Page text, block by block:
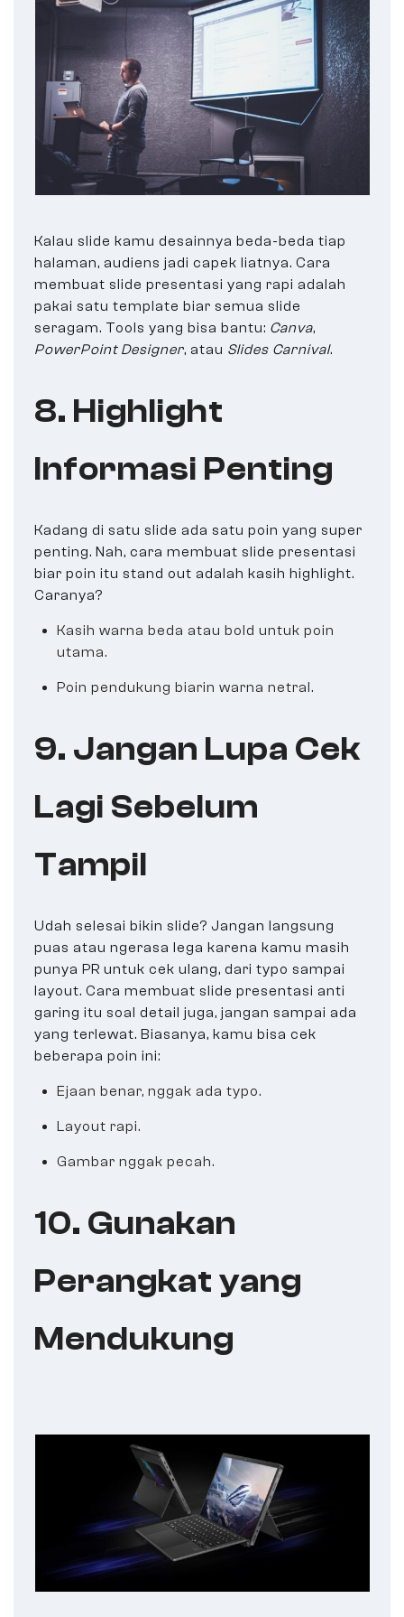
Kalau slide kamu desainnya beda-beda tiap
halaman, audiens jadi capek liatnya. Cara
membuat slide presentasi yang rapi adalah
pakai satu template biar semua slide
seragam. Tools yang bisa bantu: Canva,
PowerPoint Designer, atau Slides Carnival.
8. Highlight
Informasi Penting
Kadang di satu slide ada satu poin yang super
penting. Nah, cara membuat slide presentasi
biar poin itu stand out adalah kasih highlight.
Caranya?
Kasih warna beda atau bold untuk poin
utama.
Poin pendukung biarin warna netral.
9. Jangan Lupa Cek
Lagi Sebelum
Tampil
Udah selesai bikin slide? Jangan langsung
puas atau ngerasa lega karena kamu masih
punya PR untuk cek ulang, dari typo sampai
layout. Cara membuat slide presentasi anti
garing itu soal detail juga, jangan sampai ada
yang terlewat. Biasanya, kamu bisa cek
beberapa poin ini:
Ejaan benar, nggak ada typo.
Layout rapi.
Gambar nggak pecah.
10. Gunakan
Perangkat yang
Mendukung